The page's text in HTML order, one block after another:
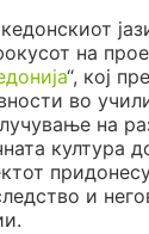
на
“, кој
во
на
култура
и